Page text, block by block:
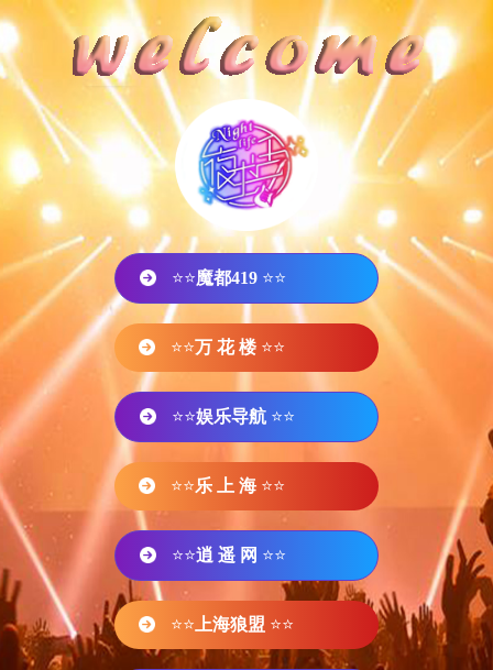
⭐⭐魔都419 ⭐⭐
⭐⭐万 花 楼 ⭐⭐
⭐⭐娱乐导航 ⭐⭐
⭐⭐乐 上 海 ⭐⭐
⭐⭐逍 遥 网 ⭐⭐
⭐⭐ 上海狼盟 ⭐⭐